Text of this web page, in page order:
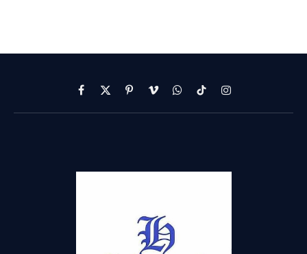
Facebook
X
(Twitter)
PinterestVimeoWhatsApp
TikTokInstagram